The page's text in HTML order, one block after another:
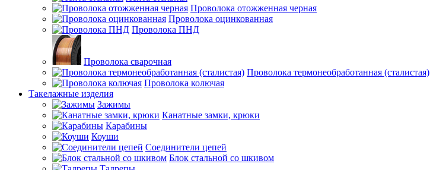
Проволока отожженная черная
Проволока оцинкованная
Проволока ПНД
Проволока сварочная
Проволока термонеобработанная (сталистая)
Проволока колючая
Такелажные изделия
Зажимы
Канатные замки, крюки
Карабины
Коуши
Соединители цепей
Блок стальной со шкивом